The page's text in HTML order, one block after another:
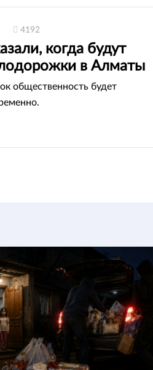
4192
когда будут
в Алматы
общественность будет